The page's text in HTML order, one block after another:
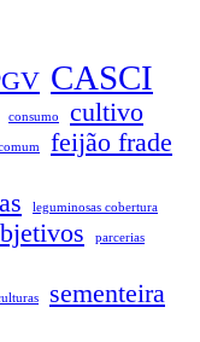
CASCI
consumo cultivo
feijão frade
leguminosas cobertura
parcerias
sementeira